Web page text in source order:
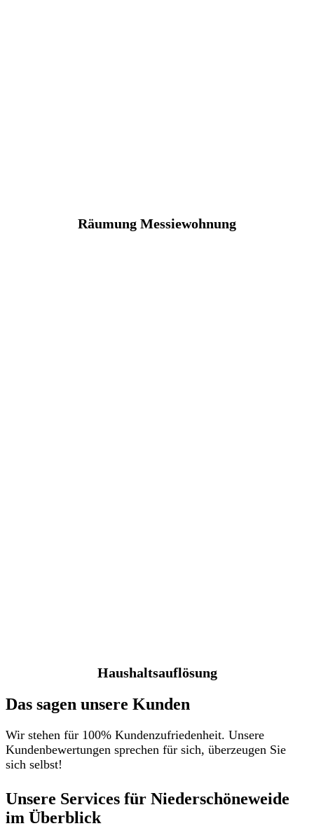
Räumung Messiewohnung
Haushaltsauflösung
Das sagen unsere Kunden
Wir stehen für 100% Kundenzufriedenheit. Unsere
Kundenbewertungen sprechen für sich, überzeugen Sie
sich selbst!
Unsere Services für Niederschöneweide
im Überblick​